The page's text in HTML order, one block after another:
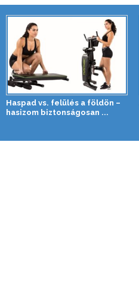
Haspad vs. felülés a földön –
hasizom biztonságosan ...